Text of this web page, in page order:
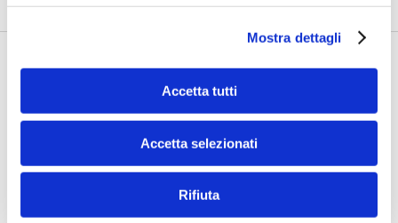
Mostra dettagli
Accetta tutti
Accetta selezionati
Rifiuta
BANCAFORTE TV